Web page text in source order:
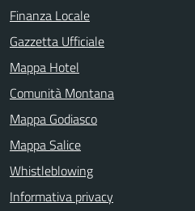
Finanza Locale
Gazzetta Ufficiale
Mappa Hotel
Comunità Montana
Mappa Godiasco
Mappa Salice
Whistleblowing
Informativa privacy